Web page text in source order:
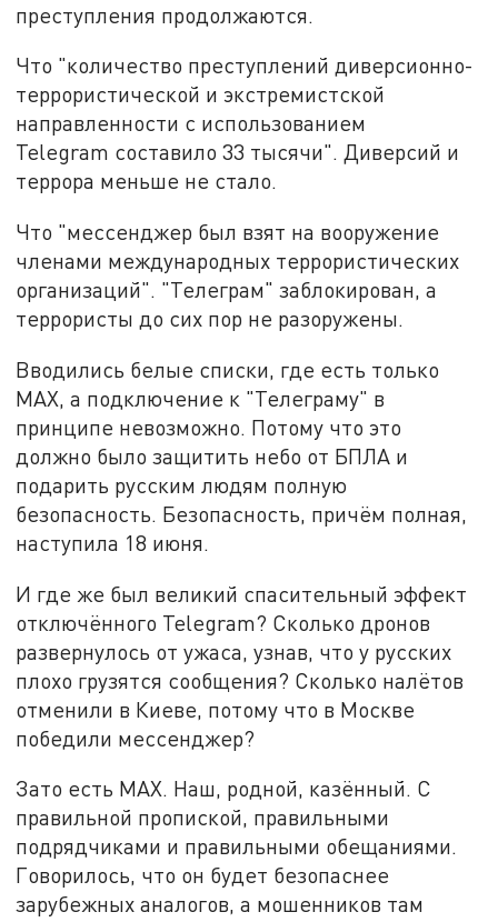
преступления продолжаются.
Что "количество преступлений диверсионно-
террористической и экстремистской
направленности с использованием
Telegram составило 33 тысячи". Диверсий и
террора меньше не стало.
Что "мессенджер был взят на вооружение
членами международных террористических
организаций". "Телеграм" заблокирован, а
террористы до сих пор не разоружены.
Вводились белые списки, где есть только
MAX, а подключение к "Телеграму" в
принципе невозможно. Потому что это
должно было защитить небо от БПЛА и
подарить русским людям полную
безопасность. Безопасность, причём полная,
наступила 18 июня.
И где же был великий спасительный эффект
отключённого Telegram? Сколько дронов
развернулось от ужаса, узнав, что у русских
плохо грузятся сообщения? Сколько налётов
отменили в Киеве, потому что в Москве
победили мессенджер?
Зато есть MAX. Наш, родной, казённый. С
правильной пропиской, правильными
подрядчиками и правильными обещаниями.
Говорилось, что он будет безопаснее
зарубежных аналогов, а мошенников там